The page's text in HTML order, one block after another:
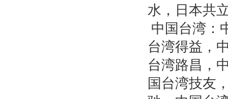
水， 日本共
中国台湾：
台湾得益，
台湾路昌，
国台湾技友